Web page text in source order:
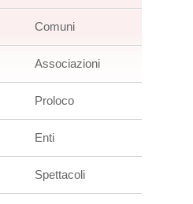
Comuni
Associazioni
Proloco
Enti
Spettacoli